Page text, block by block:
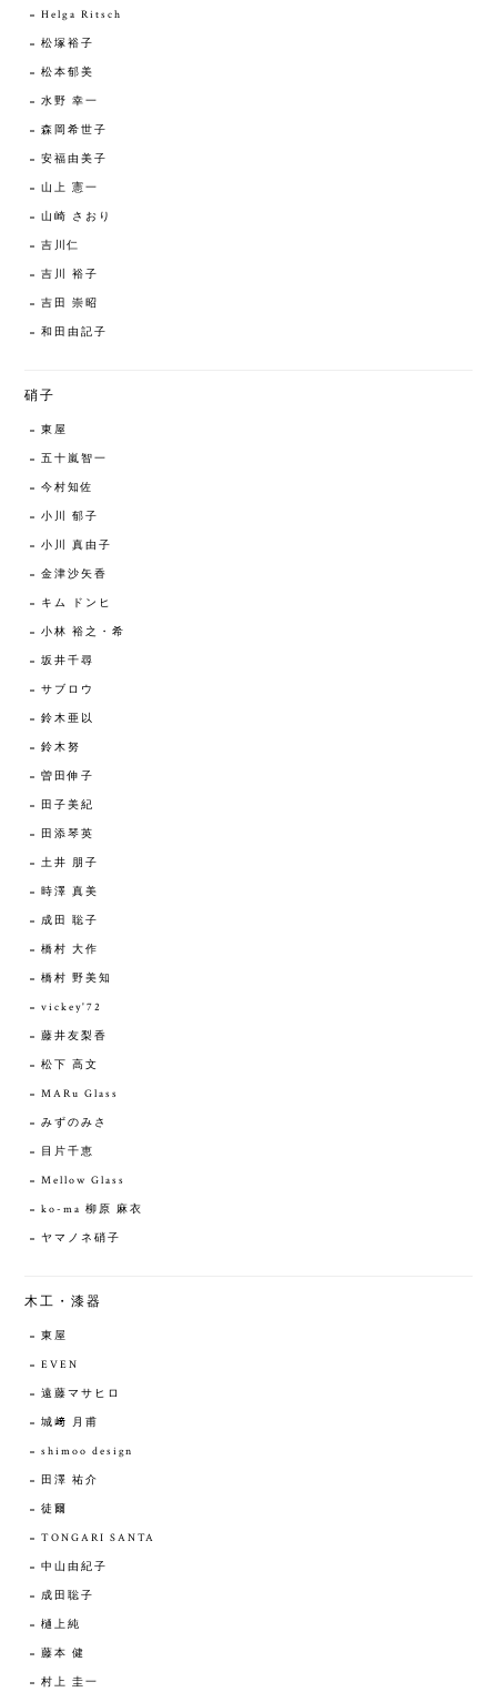
Helga Ritsch
松塚裕子
松本郁美
水野 幸一
森岡希世子
安福由美子
山上 憲一
山崎 さおり
吉川仁
吉川 裕子
吉田 崇昭
和田由記子
硝子
東屋
五十嵐智一
今村知佐
小川 郁子
小川 真由子
金津沙矢香
キム ドンヒ
小林 裕之・希
坂井千尋
サブロウ
鈴木亜以
鈴木努
曽田伸子
田子美紀
田添琴英
土井 朋子
時澤 真美
成田 聡子
橋村 大作
橋村 野美知
vickey'72
藤井友梨香
松下 高文
MARu Glass
みずのみさ
目片千恵
Mellow Glass
ko-ma 柳原 麻衣
ヤマノネ硝子
木工・漆器
東屋
EVEN
遠藤マサヒロ
城﨑 月甫
shimoo design
田澤 祐介
徒爾
TONGARI SANTA
中山由紀子
成田聡子
樋上純
藤本 健
村上 圭一